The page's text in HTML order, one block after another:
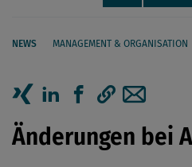
NEWS MANAGEMENT & ORGANISATION
Seiteninhalt
Artikel auf Xing
Artikel auf
Artikel auf
Artikellink
Artikel
Änderungen bei